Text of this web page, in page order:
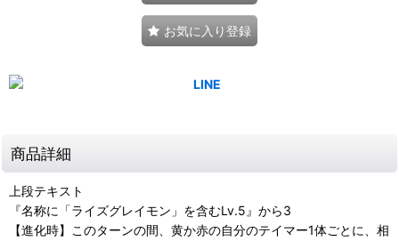
お気に入り登録
商品詳細
上段テキスト
『名称に「ライズグレイモン」を含むLv.5』から3
【進化時】このターンの間、黄か赤の自分のテイマー1体ごとに、相